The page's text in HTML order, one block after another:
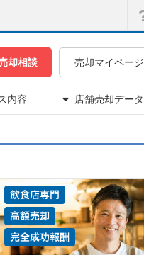
却相談 売却マイページ
内容 店舗売却データ